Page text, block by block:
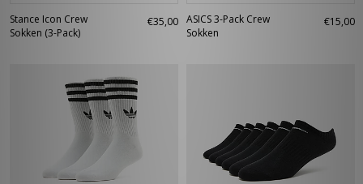
Stance Icon Crew
Sokken (3-Pack)
€35,00 ASICS 3-Pack Crew
Sokken
€15,00